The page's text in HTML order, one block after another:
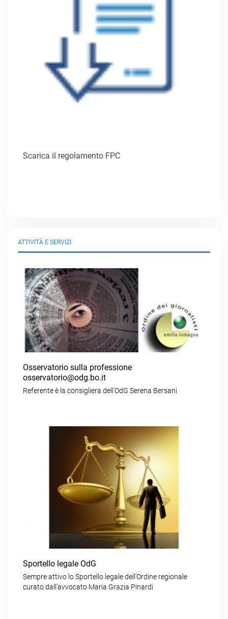
Scarica il regolamento FPC
ATTIVITÀ E SERVIZI
Osservatorio sulla professione
osservatorio@odg.bo.it
Referente è la consigliera dell’OdG Serena Bersani
Sportello legale OdG
Sempre attivo lo Sportello legale dell’Ordine regionale
curato dall’avvocato Maria Grazia Pinardi